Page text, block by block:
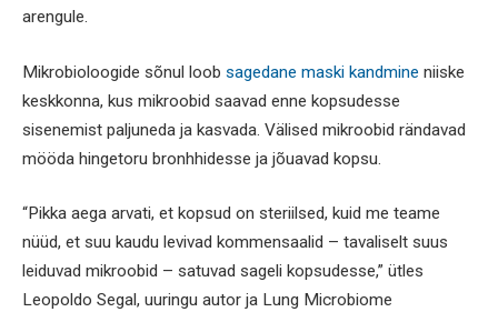
arengule.
Mikrobioloogide sõnul loob sagedane maski kandmine niiske
keskkonna, kus mikroobid saavad enne kopsudesse
sisenemist paljuneda ja kasvada. Välised mikroobid rändavad
mööda hingetoru bronhhidesse ja jõuavad kopsu.
“Pikka aega arvati, et kopsud on steriilsed, kuid me teame
nüüd, et suu kaudu levivad kommensaalid – tavaliselt suus
leiduvad mikroobid – satuvad sageli kopsudesse,” ütles
Leopoldo Segal, uuringu autor ja Lung Microbiome